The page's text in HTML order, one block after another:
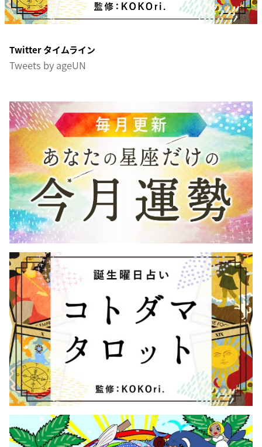
Twitter タイムライン
Tweets by ageUN